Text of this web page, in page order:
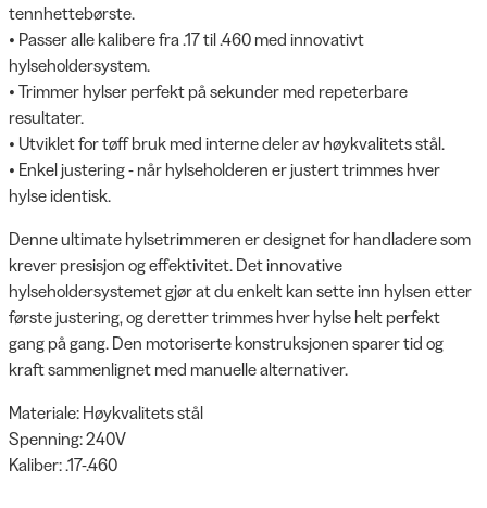
tennhettebørste.
• Passer alle kalibere fra .17 til .460 med innovativt
hylseholdersystem.
• Trimmer hylser perfekt på sekunder med repeterbare
resultater.
• Utviklet for tøff bruk med interne deler av høykvalitets stål.
• Enkel justering - når hylseholderen er justert trimmes hver
hylse identisk.
Denne ultimate hylsetrimmeren er designet for handladere som
krever presisjon og effektivitet. Det innovative
hylseholdersystemet gjør at du enkelt kan sette inn hylsen etter
første justering, og deretter trimmes hver hylse helt perfekt
gang på gang. Den motoriserte konstruksjonen sparer tid og
kraft sammenlignet med manuelle alternativer.
Materiale: Høykvalitets stål
Spenning: 240V
Kaliber: .17-.460